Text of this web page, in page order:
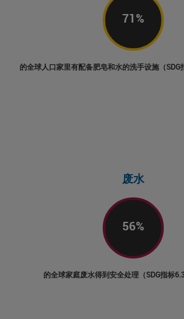
71%
的全球人口家里有配备肥皂和水的洗手设施（SDG
废水
56%
的全球家庭废水得到安全处理（SDG指标